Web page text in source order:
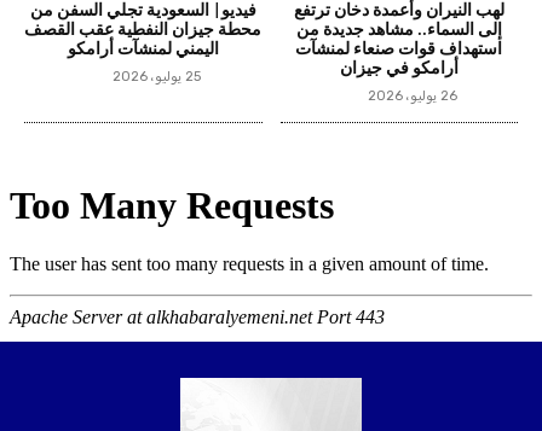
لهب النيران وأعمدة دخان ترتفع
إلى السماء.. مشاهد جديدة من
استهداف قوات صنعاء لمنشآت
أرامكو في جيزان
26 يوليو، 2026
فيديو| السعودية تجلي السفن من
محطة جيزان النفطية عقب القصف
اليمني لمنشآت أرامكو
25 يوليو، 2026